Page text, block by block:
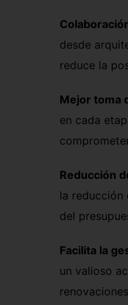
desde
reduce la
Mejor toma
en cada
Reducción
la reducción
del
Facilita la
un valioso